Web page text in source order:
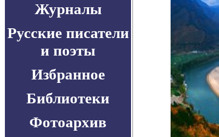
Журналы
Русские писатели
и поэты
Избранное
Библиотеки
Фотоархив